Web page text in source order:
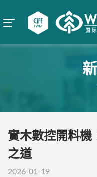
實木數控開料機
之道
2026-01-19